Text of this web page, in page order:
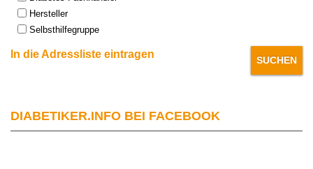
Hersteller
Selbsthilfegruppe
In die Adressliste eintragen
DIABETIKER.INFO BEI FACEBOOK